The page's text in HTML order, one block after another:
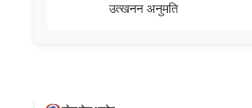
उत्खनन अनुमति